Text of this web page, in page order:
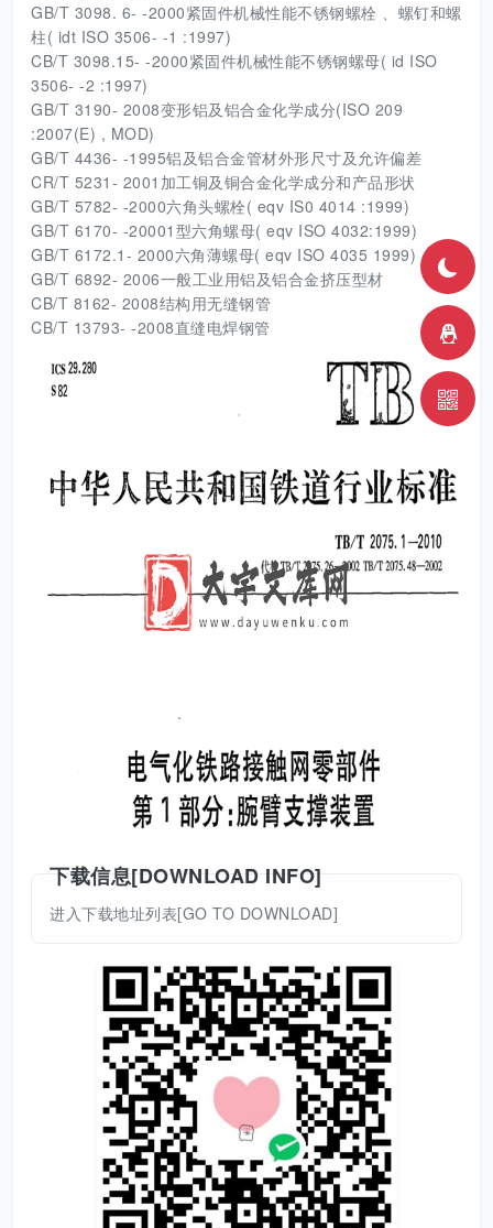
GB/T 3098. 6- -2000紧固件机械性能不锈钢螺栓 、螺钉和螺
柱( idt ISO 3506- -1 :1997)
CB/T 3098.15- -2000紧固件机械性能不锈钢螺母( id ISO
3506- -2 :1997)
GB/T 3190- 2008变形铝及铝合金化学成分(ISO 209
:2007(E) , MOD)
GB/T 4436- -1995铝及铝合金管材外形尺寸及允许偏差
CR/T 5231- 2001加工铜及铜合金化学成分和产品形状
GB/T 5782- -2000六角头螺栓( eqv IS0 4014 :1999)
GB/T 6170- -20001型六角螺母( eqv ISO 4032:1999)
GB/T 6172.1- 2000六角薄螺母( eqv ISO 4035 1999)
GB/T 6892- 2006一般工业用铝及铝合金挤压型材
CB/T 8162- 2008结构用无缝钢管
CB/T 13793- -2008直缝电焊钢管
下载信息[DOWNLOAD INFO]
进入下载地址列表[GO TO DOWNLOAD]